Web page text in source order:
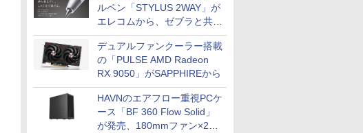
ルペン「STYLUS 2WAY」が
エレコムから、ゼブラと共同
開発
デュアルファンクーラー搭載
の「PULSE AMD Radeon
RX 9050」がSAPPHIREから
HAVNのエアフロー重視PCケ
ース「BF 360 Flow Solid」
が発売、180mmファン×2搭